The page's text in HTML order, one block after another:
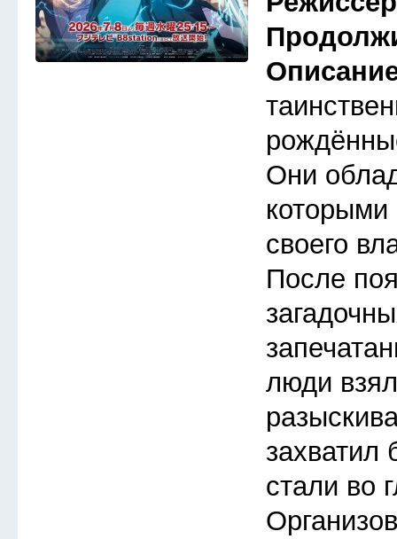
Они
которыми
своего
После
люди
захватил
стали во